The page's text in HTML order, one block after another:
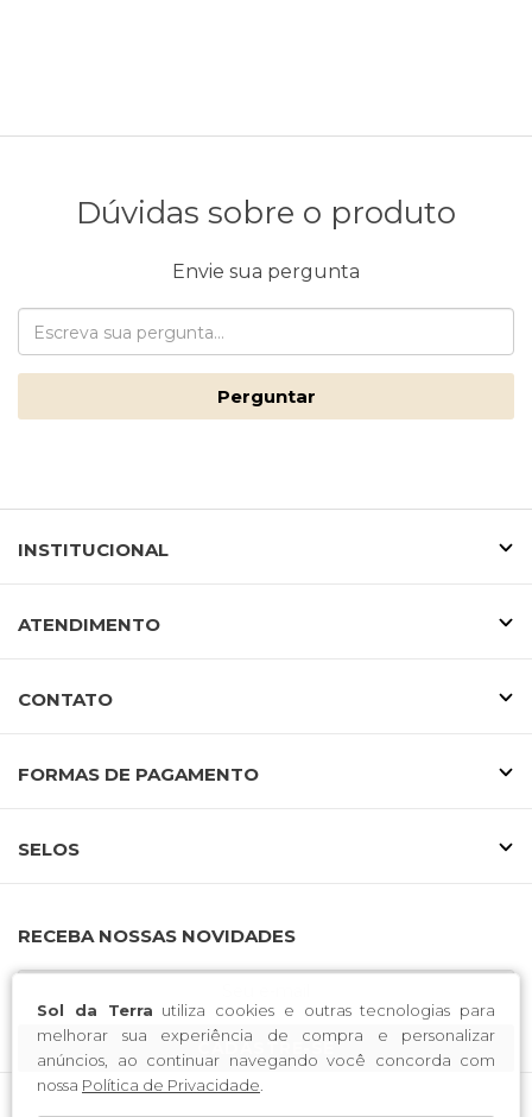
Sol da Terra utiliza cookies e outras tecnologias para
melhorar sua experiência de compra e personalizar
anúncios, ao continuar navegando você concorda com
nossa Política de Privacidade.
Dúvidas sobre o produto
Envie sua pergunta
Perguntar
INSTITUCIONAL
ATENDIMENTO
CONTATO
FORMAS DE PAGAMENTO
SELOS
RECEBA NOSSAS NOVIDADES
CADASTRE-SE